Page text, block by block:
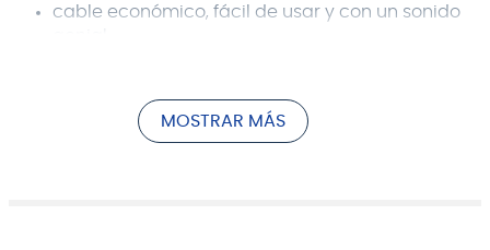
cable económico, fácil de usar y con un sonido
escudo espiral eficaz
sonido cálido y rico
MOSTRAR MÁS